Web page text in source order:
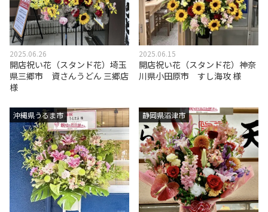
2025.06.26
開店祝い花（スタンド花）埼玉
県三郷市 資さんうどん 三郷店
様
2025.06.15
開店祝い花（スタンド花）神奈
川県小田原市 すし海攻 様
沖縄県うるま市 静岡県沼津市